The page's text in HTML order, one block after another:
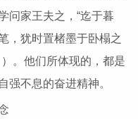
问家王夫之，“迄于暮
，犹时置楮墨于卧榻之
。他们所体现的，都是
强不息的奋进精神。